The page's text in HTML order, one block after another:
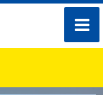
toggle